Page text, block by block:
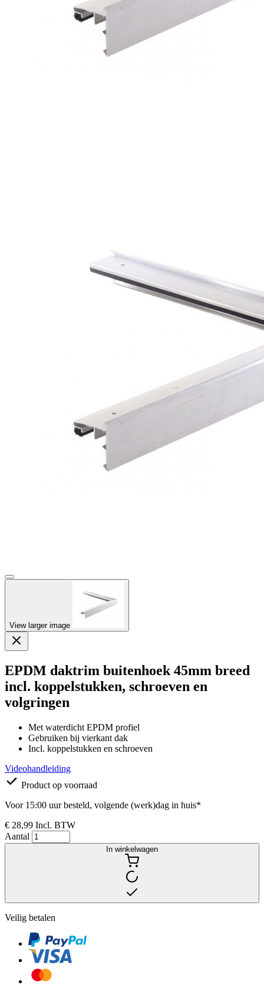
View larger image
EPDM daktrim buitenhoek 45mm breed
incl. koppelstukken, schroeven en
volgringen
Met waterdicht EPDM profiel
Gebruiken bij vierkant dak
Incl. koppelstukken en schroeven
Videohandleiding
Product op voorraad
Voor 15:00 uur besteld, volgende (werk)dag in huis*
€ 28,99 Incl. BTW
Aantal
In winkelwagen
Veilig betalen